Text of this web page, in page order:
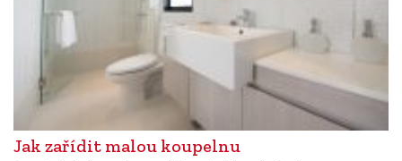
Jak zařídit malou koupelnu